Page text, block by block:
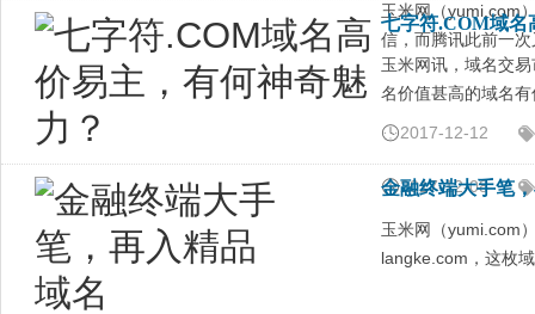
玉米网（yumi.com
信，而腾讯此前一
2017-12-12
七字符.COM域名
玉米网讯，域名交
名价值甚高的域名
2017-12-08
金融终端大手笔
玉米网（yumi.com
langke.com，这枚